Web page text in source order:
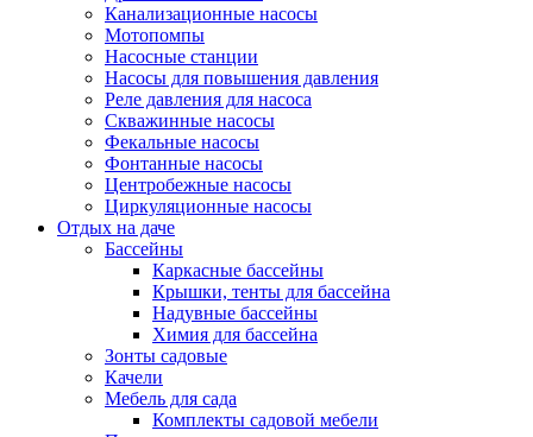
Канализационные насосы
Мотопомпы
Насосные станции
Насосы для повышения давления
Реле давления для насоса
Скважинные насосы
Фекальные насосы
Фонтанные насосы
Центробежные насосы
Циркуляционные насосы
Отдых на даче
Бассейны
Каркасные бассейны
Крышки, тенты для бассейна
Надувные бассейны
Химия для бассейна
Зонты садовые
Качели
Мебель для сада
Комплекты садовой мебели